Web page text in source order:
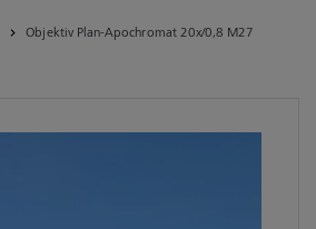
Objektiv Plan-Apochromat 20x/0,8 M27